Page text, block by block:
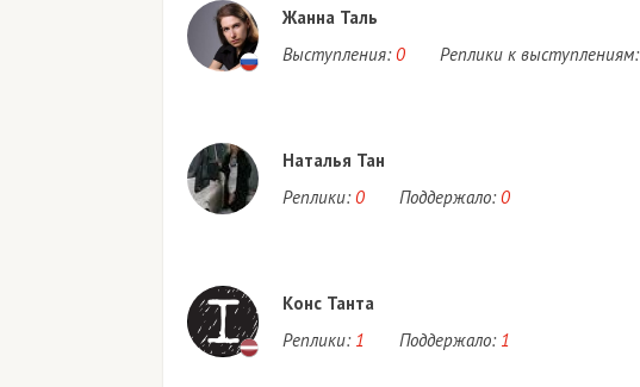
Жанна Таль
Выступления: 0 Реплики к выступлениям:
Наталья Тан
Реплики: 0 Поддержало: 0
Конс Танта
Реплики: 1 Поддержало: 1